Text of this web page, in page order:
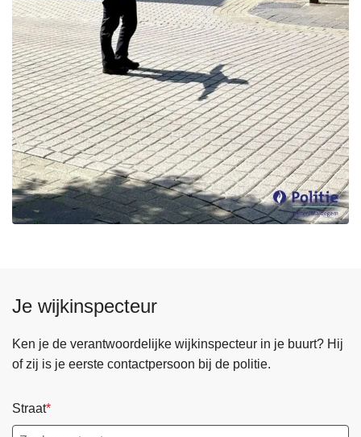
Je wijkinspecteur
Ken je de verantwoordelijke wijkinspecteur in je buurt? Hij
of zij is je eerste contactpersoon bij de politie.
Straat